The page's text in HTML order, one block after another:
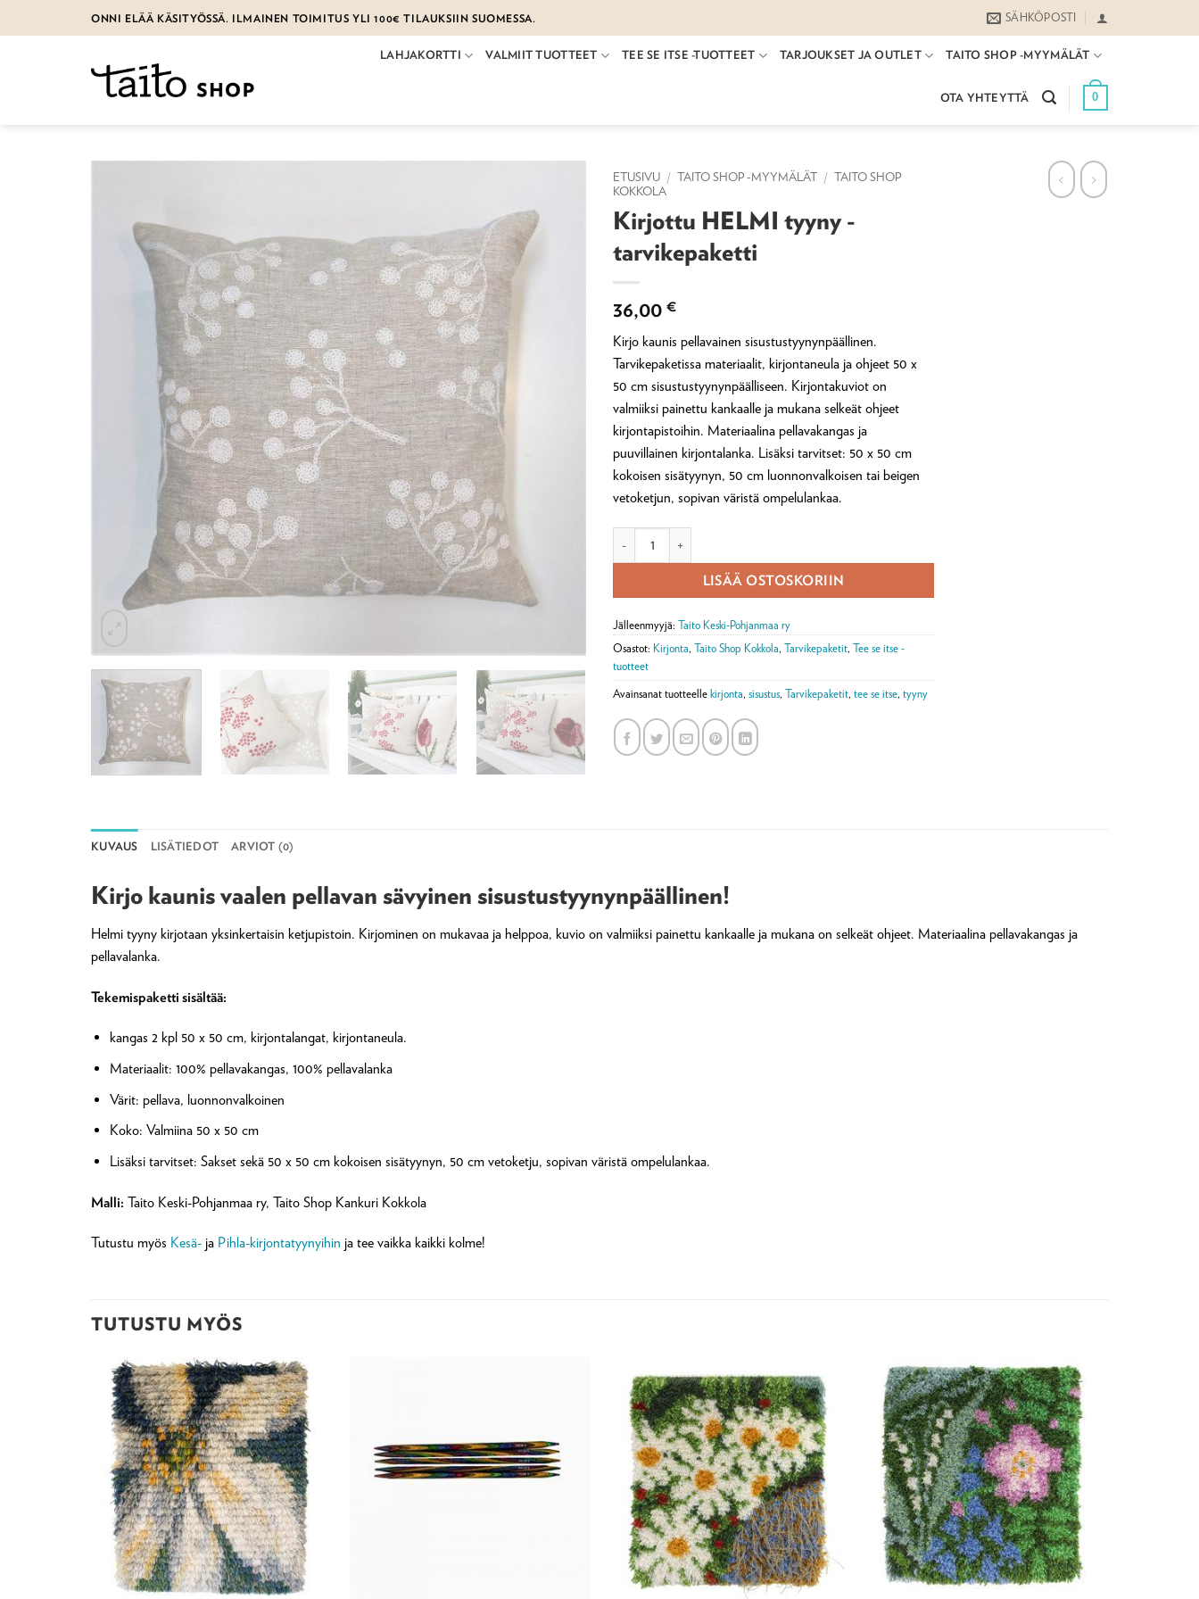
to
ONNI ELÄÄ KÄSITYÖSSÄ. ILMAINEN TOIMITUS YLI 100€ TILAUKSIIN SUOMESSA. SÄHKÖPOSTI
LAHJAKORTTI VALMIIT TUOTTEET TEE SE ITSE -TUOTTEET TARJOUKSET JA OUTLET TAITO SHOP -MYYMÄLÄT
OTA YHTEYTTÄ 0
ETUSIVU / TAITO SHOP -MYYMÄLÄT / TAITO SHOP
KOKKOLA
Kirjottu HELMI tyyny -
tarvikepaketti
36,00 €
Kirjo kaunis pellavainen sisustustyynynpäällinen.
Tarvikepaketissa materiaalit, kirjontaneula ja ohjeet 50 x
50 cm sisustustyynynpäälliseen. Kirjontakuviot on
valmiiksi painettu kankaalle ja mukana selkeät ohjeet
kirjontapistoihin. Materiaalina pellavakangas ja
puuvillainen kirjontalanka. Lisäksi tarvitset: 50 x 50 cm
kokoisen sisätyynyn, 50 cm luonnonvalkoisen tai beigen
vetoketjun, sopivan väristä ompelulankaa.
LISÄÄ OSTOSKORIIN
Jälleenmyyjä: Taito Keski-Pohjanmaa ry
Osastot: Kirjonta, Taito Shop Kokkola, Tarvikepaketit, Tee se itse -
tuotteet
Avainsanat tuotteelle kirjonta, sisustus, Tarvikepaketit, tee se itse, tyyny
KUVAUS LISÄTIEDOT ARVIOT (0)
Kirjo kaunis vaalen pellavan sävyinen sisustustyynynpäällinen!
Helmi tyyny kirjotaan yksinkertaisin ketjupistoin. Kirjominen on mukavaa ja helppoa, kuvio on valmiiksi painettu kankaalle ja mukana on selkeät ohjeet. Materiaalina pellavakangas ja
pellavalanka.
Tekemispaketti sisältää:
kangas 2 kpl 50 x 50 cm, kirjontalangat, kirjontaneula.
Materiaalit: 100% pellavakangas, 100% pellavalanka
Värit: pellava, luonnonvalkoinen
Koko: Valmiina 50 x 50 cm
Lisäksi tarvitset: Sakset sekä 50 x 50 cm kokoisen sisätyynyn, 50 cm vetoketju, sopivan väristä ompelulankaa.
Malli: Taito Keski-Pohjanmaa ry, Taito Shop Kankuri Kokkola
Tutustu myös Kesä- ja Pihla-kirjontatyynyihin ja tee vaikka kaikki kolme!
TUTUSTU MYÖS